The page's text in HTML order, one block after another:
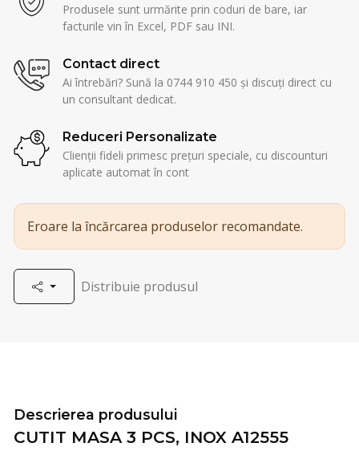
Produsele sunt urmărite prin coduri de bare, iar
facturile vin în Excel, PDF sau INI.
Contact direct
Ai întrebări? Sună la 0744 910 450 și discuți direct cu
un consultant dedicat.
Reduceri Personalizate
Clienții fideli primesc prețuri speciale, cu discounturi
aplicate automat în cont
Eroare la încărcarea produselor recomandate.
Distribuie produsul
Descrierea produsului
CUTIT MASA 3 PCS, INOX A12555